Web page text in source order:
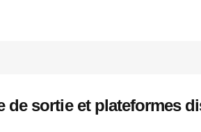
de sortie et plateformes